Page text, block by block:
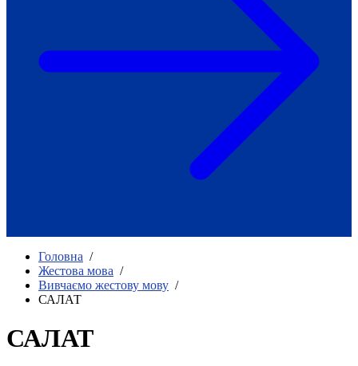
мова для мене – це…»
Репортажі спеціальних та
інклюзивних начальних закладів
України
Як приклад стійкості спільноти
Говоримо коротко про наболіле
Міжнародний тиждень глухих людей
Всеукраїнський челендж «Молодь
співає»
жестову мову.
УТОГ»: прийом заявок 2023
Флешмоб «Історії успіхів, які надихають»
Переклад жестовою мовою
Діяльність УТОГ
Головна /
Жестова мова /
Вивчаємо жестову мову /
САЛАТ
САЛАТ